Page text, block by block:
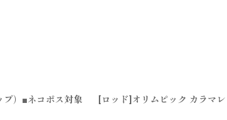
プ）■ネコポス対象
[ロッド]オリムピック カラマ